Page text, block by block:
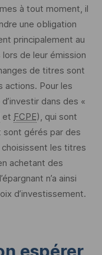
à tout moment, il
une obligation
principalement au
de leur émission
de titres sont
actions. Pour les
dans des «
et FCPE), qui sont
gérés par des
les titres
achetant des
n’a ainsi
d’investissement.